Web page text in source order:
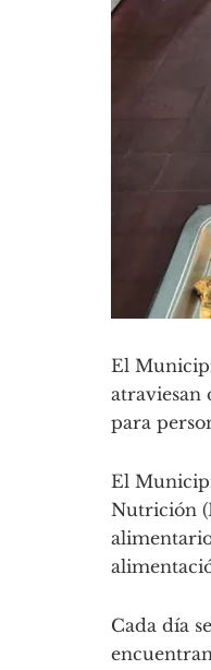
El
atraviesan
para
El
Nutrición
Cada día